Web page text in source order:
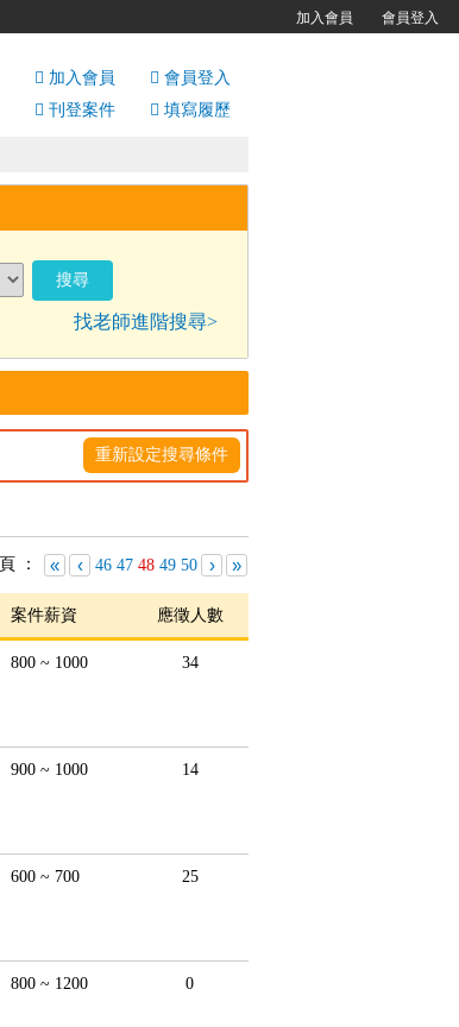
加入會員 會員登入
刊登案件 填寫履歷
找老師進階搜尋>
重新設定搜尋條件
頁 ： « ‹ 46 47 48 49 50 › »
案件薪資 應徵人數
800 ~ 1000
34
900 ~ 1000
14
600 ~ 700
25
800 ~ 1200
0
加入會員 會員登入